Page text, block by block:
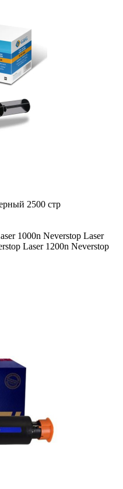
2500 стр
1000n Neverstop Laser
Laser 1200n Neverstop